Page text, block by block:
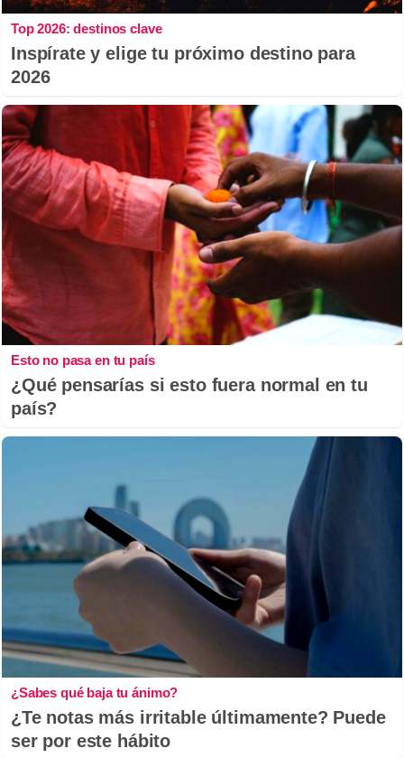
Top 2026: destinos clave
Inspírate y elige tu próximo destino para
2026
Esto no pasa en tu país
¿Qué pensarías si esto fuera normal en tu
país?
¿Sabes qué baja tu ánimo?
¿Te notas más irritable últimamente? Puede
ser por este hábito